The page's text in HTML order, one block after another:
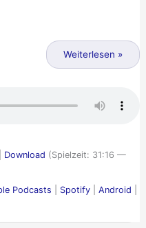
Weiterlesen »
Download (Spielzeit: 31:16 —
Podcasts Spotify| Android